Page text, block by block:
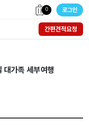
0 로그인
간편견적요청
대가족 세부여행